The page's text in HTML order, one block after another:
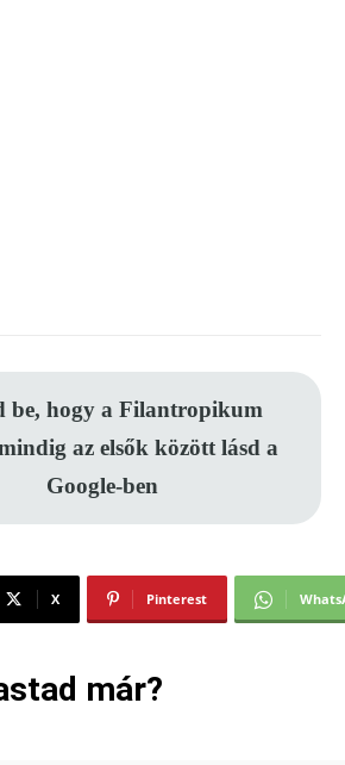
be, hogy a Filantropikum
az elsők között lásd a
Google-ben
X Pinterest
már?